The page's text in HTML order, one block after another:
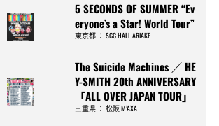
5 SECONDS OF SUMMER “Ev
eryone’s a Star! World Tour”
東京都 ：SGC HALL ARIAKE
The Suicide Machines ／ HE
Y-SMITH 20th ANNIVERSARY
「ALL OVER JAPAN TOUR」
三重県 ：松阪 M’AXA